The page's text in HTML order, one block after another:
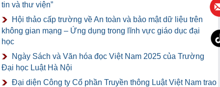
tin và thư viện”
Hội thảo cấp trường về An toàn và bảo mật dữ liệu trên
không gian mạng – Ứng dụng trong lĩnh vực giáo dục đại
học
Ngày Sách và Văn hóa đọc Việt Nam 2025 của Trường
Đại học Luật Hà Nội
Đại diện Công ty Cổ phần Truyền thông Luật Việt Nam trao